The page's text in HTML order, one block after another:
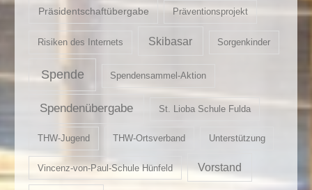
Präsidentschaftübergabe Präventionsprojekt
Risiken des Internets Skibasar Sorgenkinder
Spende Spendensammel-Aktion
Spendenübergabe St. Lioba Schule Fulda
THW-Jugend THW-Ortsverband Unterstützung
Vincenz-von-Paul-Schule Hünfeld Vorstand